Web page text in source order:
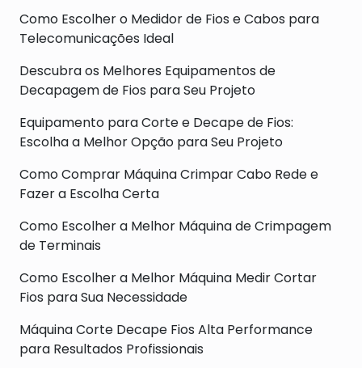
Como Escolher o Medidor de Fios e Cabos para
Telecomunicações Ideal
Descubra os Melhores Equipamentos de
Decapagem de Fios para Seu Projeto
Equipamento para Corte e Decape de Fios:
Escolha a Melhor Opção para Seu Projeto
Como Comprar Máquina Crimpar Cabo Rede e
Fazer a Escolha Certa
Como Escolher a Melhor Máquina de Crimpagem
de Terminais
Como Escolher a Melhor Máquina Medir Cortar
Fios para Sua Necessidade
Máquina Corte Decape Fios Alta Performance
para Resultados Profissionais